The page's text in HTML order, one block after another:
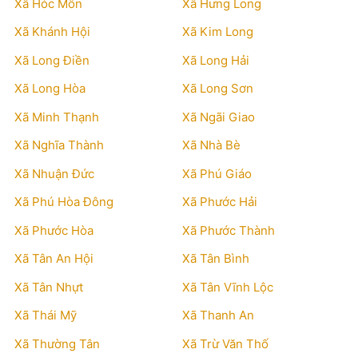
Xã Hóc Môn
Xã Hưng Long
Xã Khánh Hội
Xã Kim Long
Xã Long Điền
Xã Long Hải
Xã Long Hòa
Xã Long Sơn
Xã Minh Thạnh
Xã Ngãi Giao
Xã Nghĩa Thành
Xã Nhà Bè
Xã Nhuận Đức
Xã Phú Giáo
Xã Phú Hòa Đông
Xã Phước Hải
Xã Phước Hòa
Xã Phước Thành
Xã Tân An Hội
Xã Tân Bình
Xã Tân Nhựt
Xã Tân Vĩnh Lộc
Xã Thái Mỹ
Xã Thanh An
Xã Thường Tân
Xã Trừ Văn Thố